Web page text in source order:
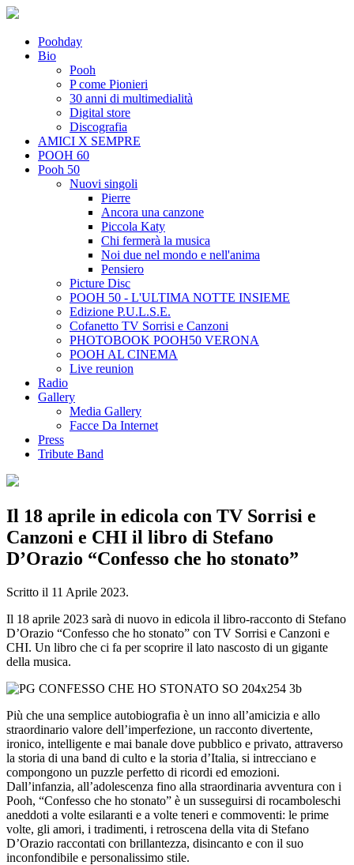
Poohday
Bio
Pooh
P come Pionieri
30 anni di multimedialità
Digital store
Discografia
AMICI X SEMPRE
POOH 60
Pooh 50
Nuovi singoli
Pierre
Ancora una canzone
Piccola Katy
Chi fermerà la musica
Noi due nel mondo e nell'anima
Pensiero
Picture Disc
POOH 50 - L'ULTIMA NOTTE INSIEME
Edizione P.U.L.S.E.
Cofanetto TV Sorrisi e Canzoni
PHOTOBOOK POOH50 VERONA
POOH AL CINEMA
Live reunion
Radio
Gallery
Media Gallery
Facce Da Internet
Press
Tribute Band
Il 18 aprile in edicola con TV Sorrisi e
Canzoni e CHI il libro di Stefano
D’Orazio “Confesso che ho stonato”
Scritto il 11 Aprile 2023.
Il 18 aprile 2023 sarà di nuovo in edicola il libro-racconto di Stefano
D’Orazio “Confesso che ho stonato” con TV Sorrisi e Canzoni e
CHI. Un libro che ci fa per scoprire il lato nascosto di un gigante
della musica.
Più che una semplice autobiografia è un inno all’amicizia e allo
straordinario valore dell’imperfezione, un racconto divertente,
ironico, intelligente e mai banale dove pubblico e privato, attraverso
la storia di una band di culto e la storia d’Italia, si intrecciano e
compongono un puzzle perfetto di ricordi ed emozioni.
Dall’infanzia, all’adolescenza fino alla straordinaria avventura con i
Pooh, “Confesso che ho stonato” è un susseguirsi di rocamboleschi
aneddoti a volte esilaranti e a volte teneri e commoventi: le prime
volte, gli amori, i tradimenti, i retroscena della vita di Stefano
D’Orazio raccontati con brillantezza, disincanto e con il suo
inconfondibile e personalissimo stile.